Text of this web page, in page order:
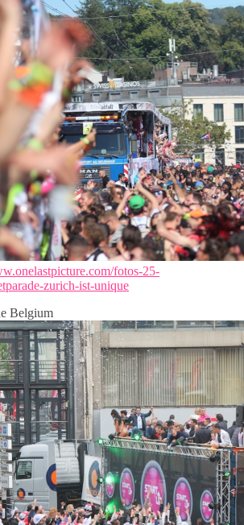
fotos-25-
zurich-ist-unique
Belgium